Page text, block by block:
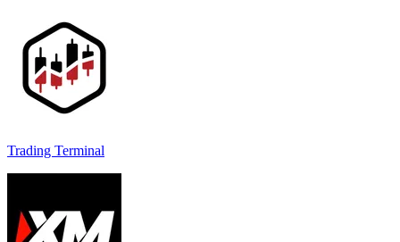
Trading Terminal